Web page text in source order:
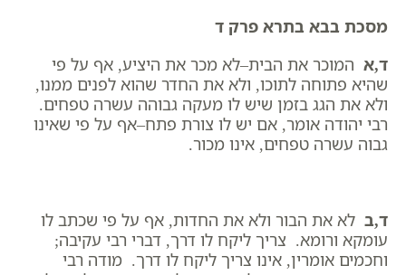
מסכת בבא בתרא פרק ד
ד,א המוכר את הבית–לא מכר את היציע, אף על פי
שהיא פתוחה לתוכו, ולא את החדר שהוא לפנים ממנו,
ולא את הגג בזמן שיש לו מעקה גבוהה עשרה טפחים.
רבי יהודה אומר, אם יש לו צורת פתח–אף על פי שאינו
גבוה עשרה טפחים, אינו מכור.
ד,ב לא את הבור ולא את החדות, אף על פי שכתב לו
עומקא ורומא. צריך ליקח לו דרך, דברי רבי עקיבה;
וחכמים אומרין, אינו צריך ליקח לו דרך. מודה רבי